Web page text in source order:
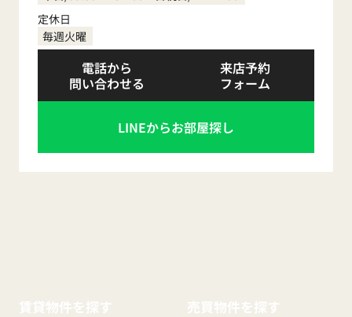
定休日
毎週火曜
電話から
問い合わせる
来店予約
フォーム
LINEからお部屋探し
賃貸物件を探す 売買物件を探す